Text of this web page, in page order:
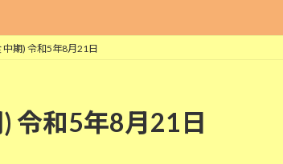
期) 令和5年8月21日
令和5年8月21日